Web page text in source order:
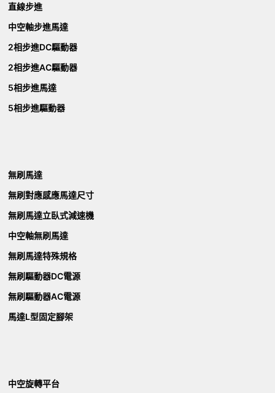
直線步進
中空軸步進馬達
2相步進DC驅動器
2相步進AC驅動器
5相步進馬達
5相步進驅動器
無刷馬達
無刷對應感應馬達尺寸
無刷馬達立臥式減速機
中空軸無刷馬達
無刷馬達特殊規格
無刷驅動器DC電源
無刷驅動器AC電源
馬達L型固定腳架
中空旋轉平台